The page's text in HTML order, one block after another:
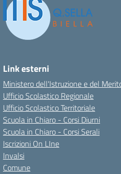
Link esterni
Ministero dell'Istruzione e del
Ufficio Scolastico Regionale
Ufficio Scolastico Territoriale
Scuola in Chiaro - Corsi Diurni
Scuola in Chiaro - Corsi Serali
Iscrizioni On LIne
Invalsi
Comune